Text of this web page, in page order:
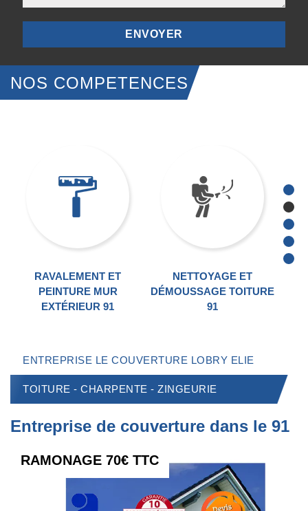
ENTREPRISE LE COUVERTURE LOBRY ELIE
TOITURE - CHARPENTE - ZINGEURIE
Entreprise de couverture dans le 91
RAMONAGE 70€ TTC
NOS COMPETENCES
RAVALEMENT ET
PEINTURE MUR
EXTÉRIEUR 91
NETTOYAGE ET
DÉMOUSSAGE TOITURE
91